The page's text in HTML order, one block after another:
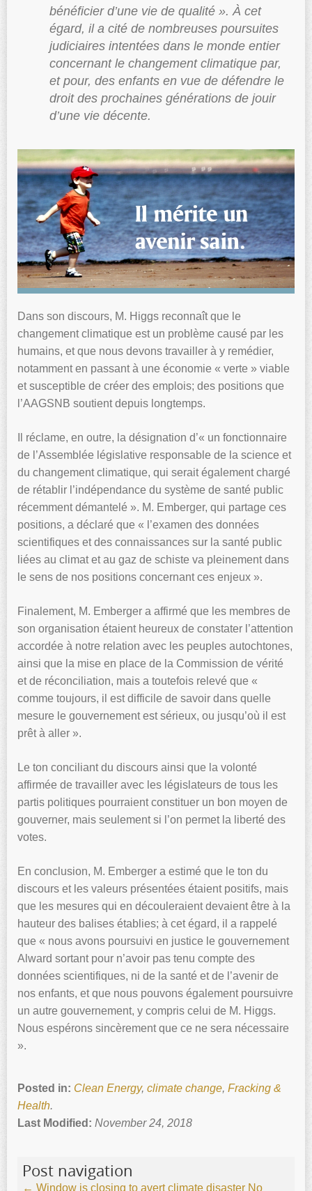
bénéficier d’une vie de qualité ». À cet
égard, il a cité de nombreuses poursuites
judiciaires intentées dans le monde entier
concernant le changement climatique par,
et pour, des enfants en vue de défendre le
droit des prochaines générations de jouir
d’une vie décente.
Dans son discours, M. Higgs reconnaît que le
changement climatique est un problème causé par les
humains, et que nous devons travailler à y remédier,
notamment en passant à une économie « verte » viable
et susceptible de créer des emplois; des positions que
l’AAGSNB soutient depuis longtemps.
Il réclame, en outre, la désignation d’« un fonctionnaire
de l’Assemblée législative responsable de la science et
du changement climatique, qui serait également chargé
de rétablir l’indépendance du système de santé public
récemment démantelé ». M. Emberger, qui partage ces
positions, a déclaré que « l’examen des données
scientifiques et des connaissances sur la santé public
liées au climat et au gaz de schiste va pleinement dans
le sens de nos positions concernant ces enjeux ».
Finalement, M. Emberger a affirmé que les membres de
son organisation étaient heureux de constater l’attention
accordée à notre relation avec les peuples autochtones,
ainsi que la mise en place de la Commission de vérité
et de réconciliation, mais a toutefois relevé que «
comme toujours, il est difficile de savoir dans quelle
mesure le gouvernement est sérieux, ou jusqu’où il est
prêt à aller ».
Le ton conciliant du discours ainsi que la volonté
affirmée de travailler avec les législateurs de tous les
partis politiques pourraient constituer un bon moyen de
gouverner, mais seulement si l’on permet la liberté des
votes.
En conclusion, M. Emberger a estimé que le ton du
discours et les valeurs présentées étaient positifs, mais
que les mesures qui en découleraient devaient être à la
hauteur des balises établies; à cet égard, il a rappelé
que « nous avons poursuivi en justice le gouvernement
Alward sortant pour n’avoir pas tenu compte des
données scientifiques, ni de la santé et de l’avenir de
nos enfants, et que nous pouvons également poursuivre
un autre gouvernement, y compris celui de M. Higgs.
Nous espérons sincèrement que ce ne sera nécessaire
».
Posted in: Clean Energy, climate change, Fracking &
Health.
Last Modified: November 24, 2018
Post navigation
← Window is closing to avert climate disaster No